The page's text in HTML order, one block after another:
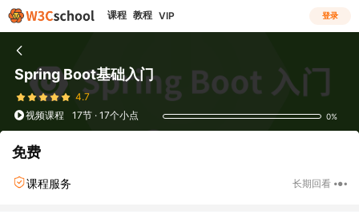
课程 教程 VIP 登录
Spring Boot基础入门
4.7
视频课程
17节 · 17个小点 0%
免费
课程服务 长期回看